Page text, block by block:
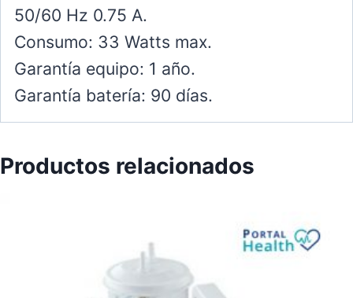
50/60 Hz 0.75 A.
Consumo: 33 Watts max.
Garantía equipo: 1 año.
Garantía batería: 90 días.
Productos relacionados